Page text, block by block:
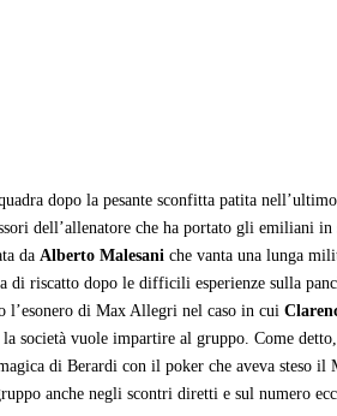
dopo la pesante sconfitta patita
dell’allenatore che ha portato gli emiliani
da Alberto Malesani che vanta una lunga
di riscatto dopo le difficili esperienze sulla
l’esonero di Max Allegri nel caso in cui
società vuole impartire al gruppo. Come
di Berardi con il poker che aveva steso
anche negli scontri diretti e sul numero